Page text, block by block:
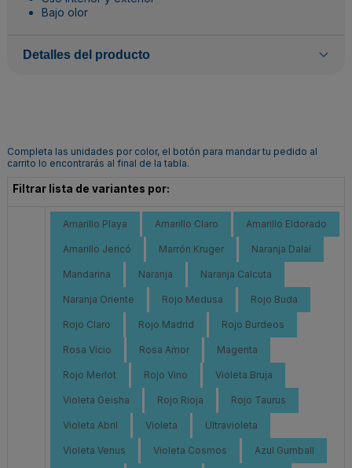
Bajo olor
Detalles del producto
Completa las unidades por color, el botón para mandar tu pedido al
carrito lo encontrarás al final de la tabla.
Filtrar lista de variantes por:
Amarillo Playa Amarillo Claro Amarillo Eldorado
Amarillo Jericó Marrón Kruger Naranja Dalai
Mandarina Naranja Naranja Calcuta
Naranja Oriente Rojo Medusa Rojo Buda
Rojo Claro Rojo Madrid Rojo Burdeos
Rosa Vicio Rosa Amor Magenta
Rojo Merlot Rojo Vino Violeta Bruja
Violeta Geisha Rojo Rioja Rojo Taurus
Violeta Abril Violeta Ultravioleta
Violeta Venus Violeta Cosmos Azul Gumball